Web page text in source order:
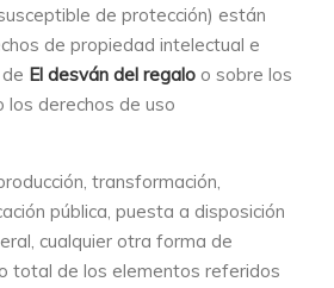
de protección) están
de propiedad intelectual e
El desván del regalo o sobre los
los derechos de uso
transformación,
pública, puesta a disposición
cualquier otra forma de
total de los elementos referidos